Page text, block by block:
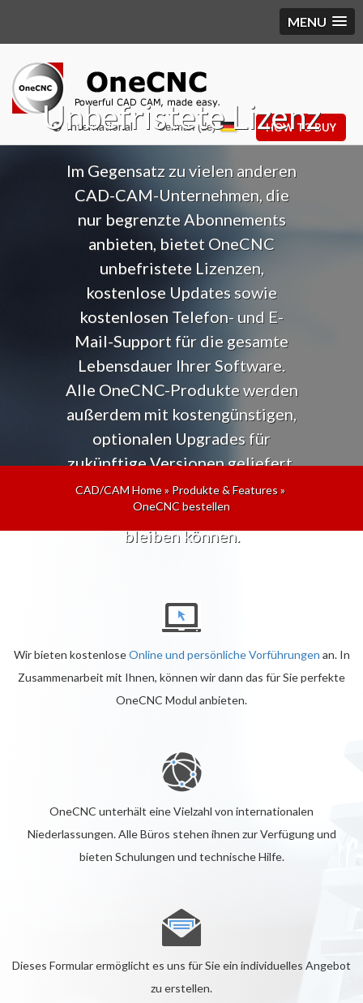
MENU
International HOW TO BUY
German (de)
Unbefristete Lizenz
Im Gegensatz zu vielen anderen
CAD-CAM-Unternehmen, die
nur begrenzte Abonnements
anbieten, bietet OneCNC
unbefristete Lizenzen,
kostenlose Updates sowie
kostenlosen Telefon- und E-
Mail-Support für die gesamte
Lebensdauer Ihrer Software.
Alle OneCNC-Produkte werden
außerdem mit kostengünstigen,
optionalen Upgrades für
zukünftige Versionen geliefert,
sodass Sie immer auf dem
neuesten Stand der Technik
bleiben können.
CAD/CAM Home» Produkte & Features»
OneCNC bestellen
Wir bieten kostenloseOnline und persönliche Vorführungen an. In
Zusammenarbeit mit Ihnen, können wir dann das für Sie perfekte
OneCNC Modul anbieten.
OneCNC unterhält eine Vielzahl von internationalen
Niederlassungen. Alle Büros stehen ihnen zur Verfügung und
bieten Schulungen und technische Hilfe.
Dieses Formular ermöglicht es uns für Sie ein individuelles Angebot
zu erstellen.